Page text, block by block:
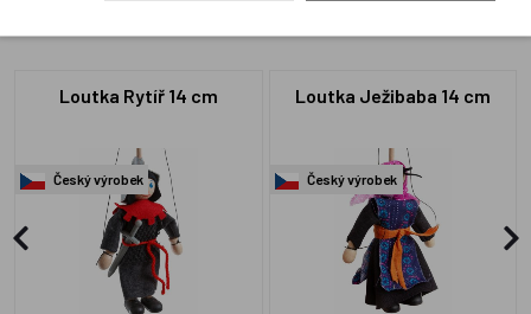
Loutka Rytíř 14 cm
Český výrobek
Loutka Ježibaba 14 cm
Český výrobek